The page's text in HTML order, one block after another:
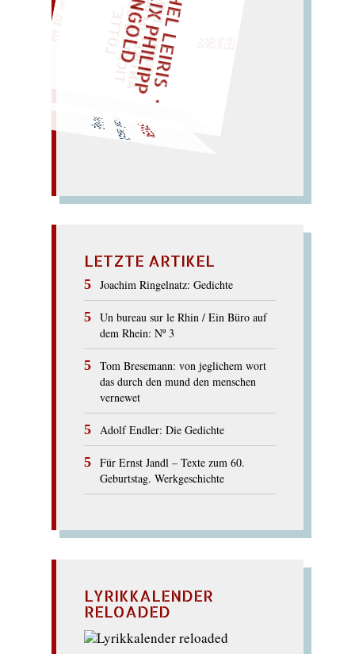
„
S
U
P
P
E
L
E H
M
A
N
T
I
K
E
S
I
M
P
E
L
ZT
I
C
K
T
E
O
G O
T
TL
O
T
T
E
"
Fer
mate. - Vater: Atem... –
Tapfer!
mehr!..
I
F
I
D
LETZTE ARTIKEL
Joachim Ringelnatz: Gedichte
Un bureau sur le Rhin / Ein Büro auf
dem Rhein: Nº 3
Tom Bresemann: von jeglichem wort
das durch den mund den menschen
vernewet
Adolf Endler: Die Gedichte
Für Ernst Jandl – Texte zum 60.
Geburtstag. Werkgeschichte
LYRIKKALENDER
RELOADED